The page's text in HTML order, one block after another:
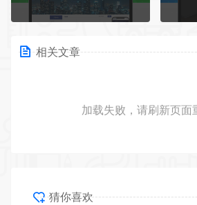
相关文章
加载失败，请刷新页面
猜你喜欢